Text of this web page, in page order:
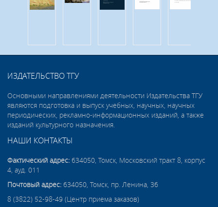
ИЗДАТЕЛЬСТВО ТГУ
Основными направлениями деятельности Издательства ТГУ
являются подготовка и выпуск учебных, научных, научных
периодических, рекламно-информационных изданий, а также
изданий культурного назначения.
НАШИ КОНТАКТЫ
Фактический адрес: 634050, Томск, Московский тракт 8, корпус
4, ауд. 011
Почтовый адрес: 634050, Томск, пр. Ленина, 36
8 (3822) 52-98-49 (Центр приема заказов)